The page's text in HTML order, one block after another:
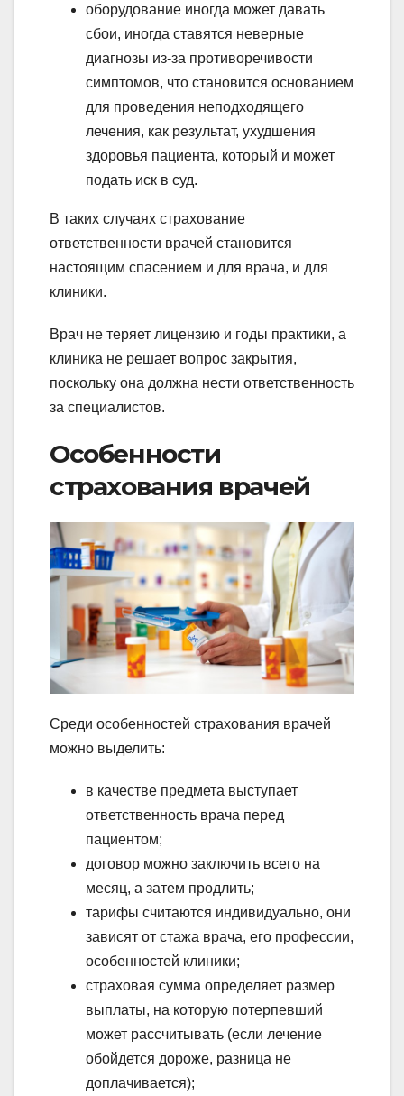
оборудование иногда может давать
сбои, иногда ставятся неверные
диагнозы из-за противоречивости
симптомов, что становится основанием
для проведения неподходящего
лечения, как результат, ухудшения
здоровья пациента, который и может
подать иск в суд.
В таких случаях страхование
ответственности врачей становится
настоящим спасением и для врача, и для
клиники.
Врач не теряет лицензию и годы практики, а
клиника не решает вопрос закрытия,
поскольку она должна нести ответственность
за специалистов.
Особенности
страхования врачей
Среди особенностей страхования врачей
можно выделить:
в качестве предмета выступает
ответственность врача перед
пациентом;
договор можно заключить всего на
месяц, а затем продлить;
тарифы считаются индивидуально, они
зависят от стажа врача, его профессии,
особенностей клиники;
страховая сумма определяет размер
выплаты, на которую потерпевший
может рассчитывать (если лечение
обойдется дороже, разница не
доплачивается);